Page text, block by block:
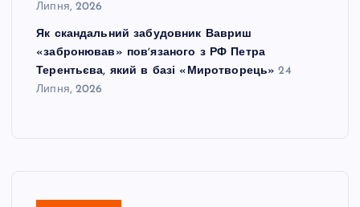
Липня, 2026
Як скандальний забудовник Вавриш
«забронював» повʼязаного з РФ Петра
Терентьєва, який в базі «Миротворець» 24
Липня, 2026